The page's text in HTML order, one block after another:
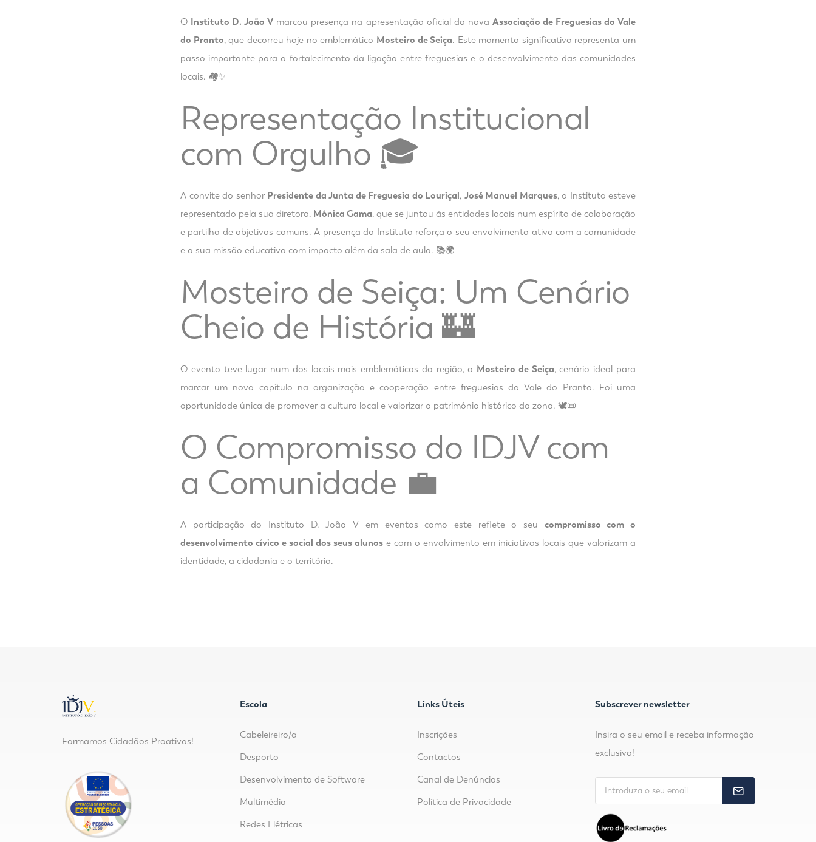
O Instituto D. João V marcou presença na apresentação oficial da nova Associação de Freguesias do Vale
do Pranto, que decorreu hoje no emblemático Mosteiro de Seiça. Este momento significativo representa um
passo importante para o fortalecimento da ligação entre freguesias e o desenvolvimento das comunidades
locais. 🏘️✨
Representação Institucional
com Orgulho 🎓
A convite do senhor Presidente da Junta de Freguesia do Louriçal, José Manuel Marques, o Instituto esteve
representado pela sua diretora, Mónica Gama, que se juntou às entidades locais num espírito de colaboração
e partilha de objetivos comuns. A presença do Instituto reforça o seu envolvimento ativo com a comunidade
e a sua missão educativa com impacto além da sala de aula. 📚🌍
Mosteiro de Seiça: Um Cenário
Cheio de História 🏰
O evento teve lugar num dos locais mais emblemáticos da região, o Mosteiro de Seiça, cenário ideal para
marcar um novo capítulo na organização e cooperação entre freguesias do Vale do Pranto. Foi uma
oportunidade única de promover a cultura local e valorizar o património histórico da zona. 🕊️📜
O Compromisso do IDJV com
a Comunidade 💼
A participação do Instituto D. João V em eventos como este reflete o seu compromisso com o
desenvolvimento cívico e social dos seus alunos e com o envolvimento em iniciativas locais que valorizam a
identidade, a cidadania e o território.
Formamos Cidadãos Proativos!
Escola
Cabeleireiro/a
Desporto
Desenvolvimento de Software
Multimédia
Redes Elétricas
Links Úteis
Inscrições
Contactos
Canal de Denúncias
Política de Privacidade
Subscrever newsletter
Insira o seu email e receba informação
exclusiva!